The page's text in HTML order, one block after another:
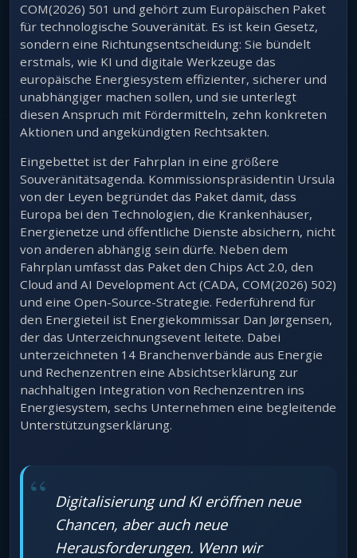
COM(2026) 501 und gehört zum Europäischen Paket
für technologische Souveränität. Es ist kein Gesetz,
sondern eine Richtungsentscheidung: Sie bündelt
erstmals, wie KI und digitale Werkzeuge das
europäische Energiesystem effizienter, sicherer und
unabhängiger machen sollen, und sie unterlegt
diesen Anspruch mit Fördermitteln, zehn konkreten
Aktionen und angekündigten Rechtsakten.
Eingebettet ist der Fahrplan in eine größere
Souveränitätsagenda. Kommissionspräsidentin Ursula
von der Leyen begründet das Paket damit, dass
Europa bei den Technologien, die Krankenhäuser,
Energienetze und öffentliche Dienste absichern, nicht
von anderen abhängig sein dürfe. Neben dem
Fahrplan umfasst das Paket den Chips Act 2.0, den
Cloud and AI Development Act (CADA, COM(2026) 502)
und eine Open-Source-Strategie. Federführend für
den Energieteil ist Energiekommissar Dan Jørgensen,
der das Unterzeichnungsevent leitete. Dabei
unterzeichneten 14 Branchenverbände aus Energie
und Rechenzentren eine Absichtserklärung zur
nachhaltigen Integration von Rechenzentren ins
Energiesystem, sechs Unternehmen eine begleitende
Unterstützungserklärung.
Digitalisierung und KI eröffnen neue
Chancen, aber auch neue
Herausforderungen. Wenn wir